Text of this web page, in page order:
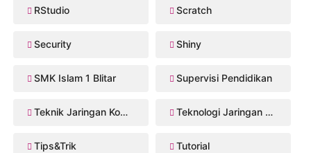
RStudio Scratch
Security Shiny
SMK Islam 1 Blitar Supervisi Pendidikan
Teknik Jaringan Komputer dan Telekomunikasi Teknologi Jaringan Kabel dan Nirkabel
Tips&Trik Tutorial